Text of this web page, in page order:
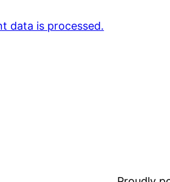
data is processed.